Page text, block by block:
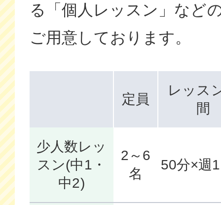
る「個人レッスン」など
ご用意しております。
定員
レッス
間
少人数レッ
スン(中1・
中2)
2～6
名
50分×週